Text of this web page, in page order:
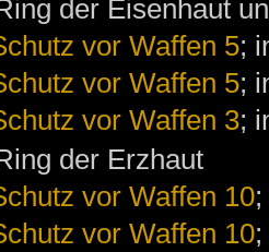
der Eisenhaut
vor Waffen 5;
vor Waffen 5;
vor Waffen 3;
der Erzhaut
vor Waffen 10
vor Waffen 10